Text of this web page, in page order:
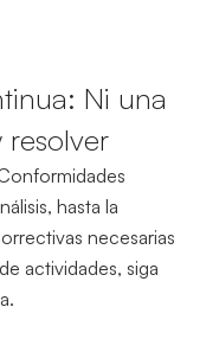
Ni una
resolver
hasta la
necesarias
actividades, siga